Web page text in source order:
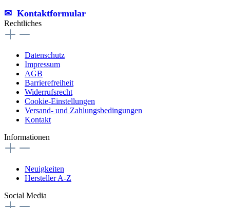
✉︎ Kontaktformular
Rechtliches
Datenschutz
Impressum
AGB
Barrierefreiheit
Widerrufsrecht
Cookie-Einstellungen
Versand- und Zahlungsbedingungen
Kontakt
Informationen
Neuigkeiten
Hersteller A-Z
Social Media